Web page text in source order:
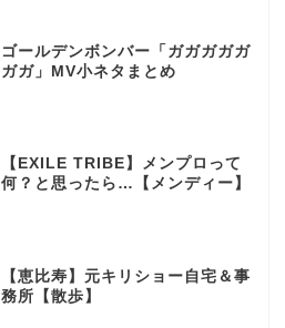
ゴールデンボンバー「ガガガガガ
ガガ」MV小ネタまとめ
【EXILE TRIBE】メンプロって
何？と思ったら…【メンディー】
【恵比寿】元キリショー自宅＆事
務所【散歩】